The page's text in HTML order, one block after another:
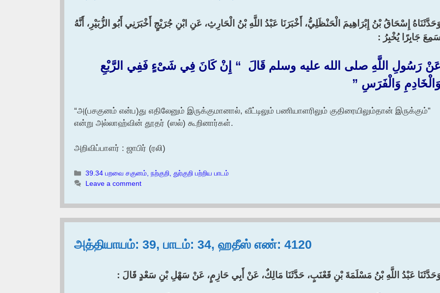
إِسْحَاقُ بْنُ إِبْرَاهِيمَ الْحَنْظَلِيُّ، أَخْبَرَنَا عَبْدُ اللَّهِ بْنُ الْحَارِثِ، عَنِ ابْنِ جُرَيْجٍ أَخْبَرَنِي أَبُو الزُّبَيْرِ، أَنَّهُ
جَابِرًا يُخْبِرُ :‏
رَسُولِ اللَّهِ صلى الله عليه وسلم قَالَ ‏ “‏ إِنْ كَانَ فِي شَىْءٍ فَفِي الرَّبْعِ
وَالْفَرَسِ ‏”‏
“அ(பசகுனம் என்ப)து எதிலேனும் இருக்குமானால், வீட்டிலும் பணியாளரிலும் குதிரையிலும்தான் இருக்கும்”
என்று அல்லாஹ்வின் தூதர் (ஸல்) கூறினார்கள்.
அறிவிப்பாளர் : ஜாபிர் (ரலி)
Categories
39.34 பறவை சகுனம், நற்குறி, துர்குறி பற்றிய பாடம்
Leave a comment
அத்தியாயம்: 39, பாடம்: 34, ஹதீஸ் எண்: 4120
عَبْدُ اللَّهِ بْنُ مَسْلَمَةَ بْنِ قَعْنَبٍ، حَدَّثَنَا مَالِكٌ، عَنْ أَبِي حَازِمٍ، عَنْ سَهْلِ بْنِ سَعْدٍ قَالَ :‏